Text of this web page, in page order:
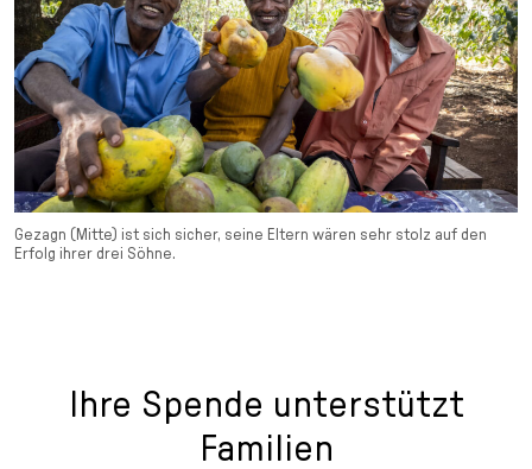
Gezagn (Mitte) ist sich sicher, seine Eltern wären sehr stolz auf den
Erfolg ihrer drei Söhne.
Ihre Spende unterstützt
Familien